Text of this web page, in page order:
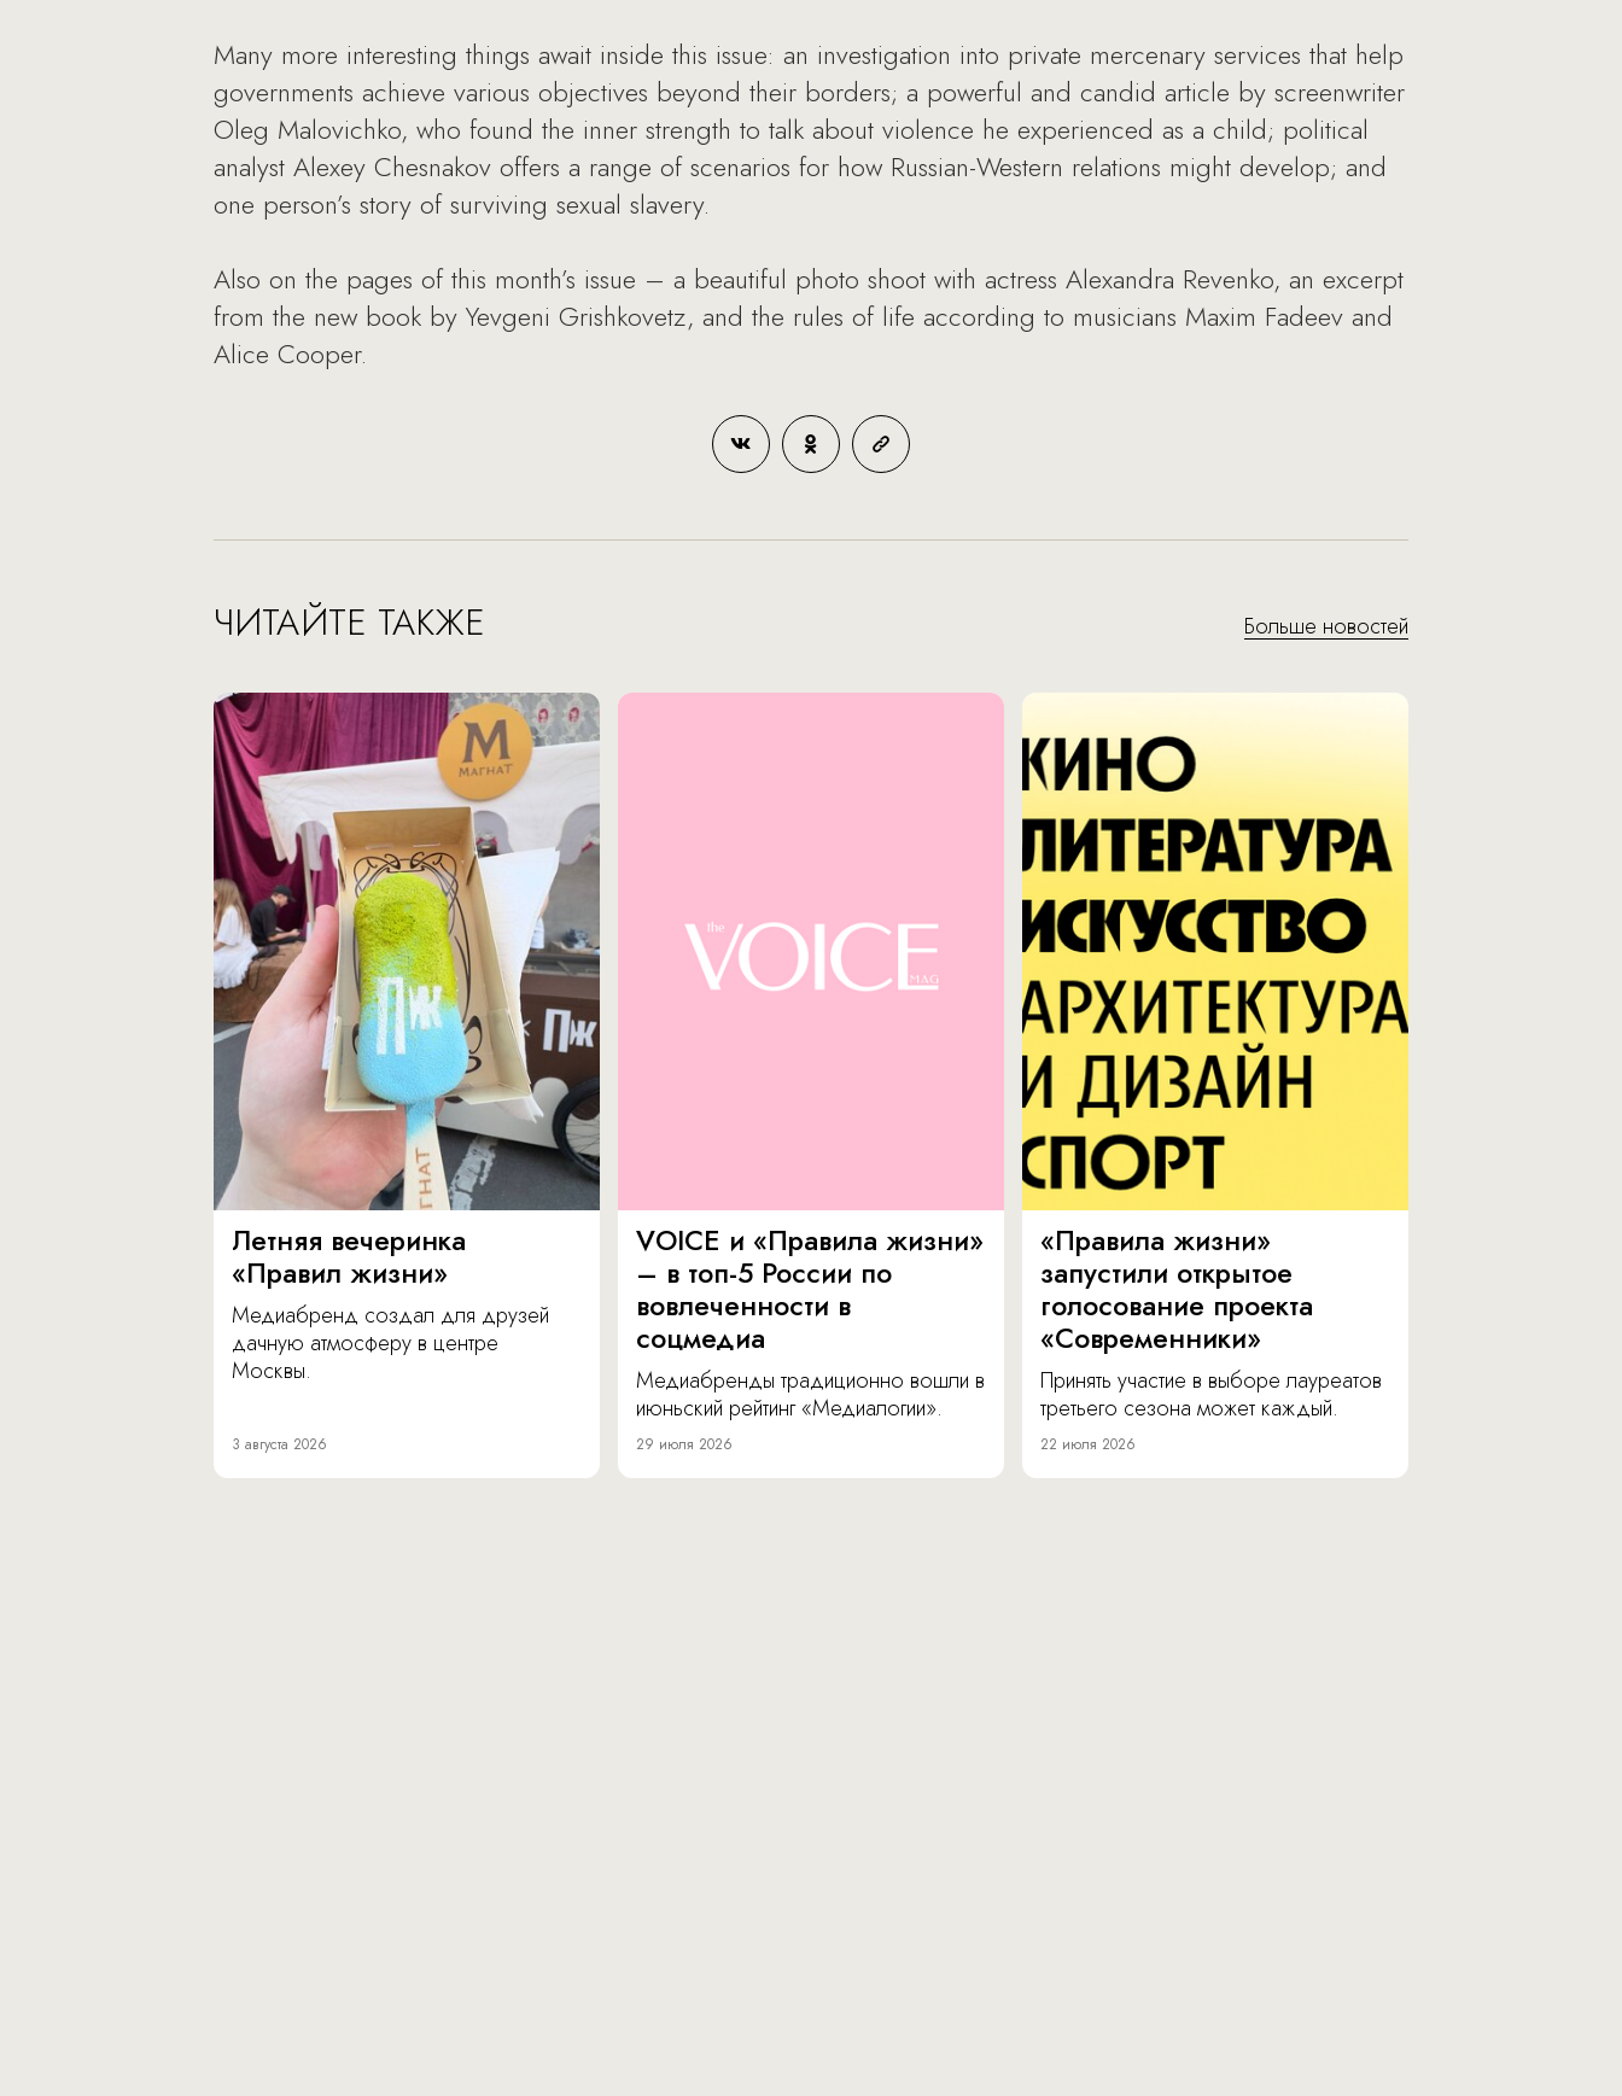
Many more interesting things await inside this issue: an investigation into private mercenary services that help
governments achieve various objectives beyond their borders; a powerful and candid article by screenwriter
Oleg Malovichko, who found the inner strength to talk about violence he experienced as a child; political
analyst Alexey Chesnakov offers a range of scenarios for how Russian-Western relations might develop; and
one person’s story of surviving sexual slavery.
Also on the pages of this month’s issue – a beautiful photo shoot with actress Alexandra Revenko, an excerpt
from the new book by Yevgeni Grishkovetz, and the rules of life according to musicians Maxim Fadeev and
Alice Cooper.
ЧИТАЙТЕ ТАКЖЕ Больше новостей
Летняя вечеринка
«Правил жизни»
Медиабренд создал для друзей
дачную атмосферу в центре
Москвы.
3 августа 2026
VOICE и «Правила жизни»
– в топ-5 России по
вовлеченности в
соцмедиа
Медиабренды традиционно вошли в
июньский рейтинг «Медиалогии».
29 июля 2026
«Правила жизни»
запустили открытое
голосование проекта
«Современники»
Принять участие в выборе лауреатов
третьего сезона может каждый.
22 июля 2026